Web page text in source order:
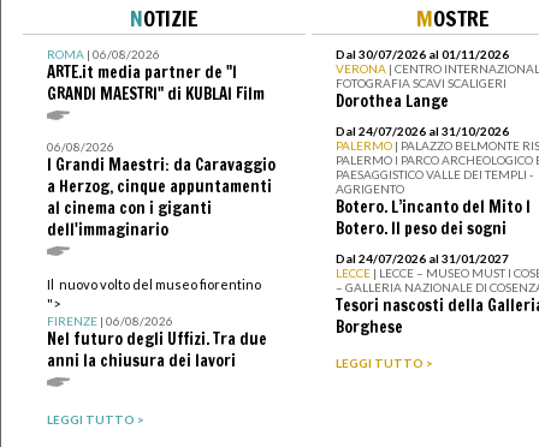
NOTIZIE
ROMA| 06/08/2026
ARTE.it media partner de "I
GRANDI MAESTRI" di KUBLAI Film
06/08/2026
I Grandi Maestri: da Caravaggio
a Herzog, cinque appuntamenti
al cinema con i giganti
dell'immaginario
Il nuovo volto del museo fiorentino
">
FIRENZE| 06/08/2026
Nel futuro degli Uffizi. Tra due
anni la chiusura dei lavori
LEGGI TUTTO >
MOSTRE
Dal 30/07/2026 al 01/11/2026
VERONA | CENTRO
FOTOGRAFIA SCAVI SCALIGERI
Dorothea Lange
Dal 24/07/2026 al 31/10/2026
PALERMO | PALAZZO BELMONTE
PALERMO I PARCO ARCHEOLOGICO
PAESAGGISTICO VALLE DEI TEMPLI -
AGRIGENTO
Botero. L’incanto del Mito I
Botero. Il peso dei sogni
Dal 24/07/2026 al 31/01/2027
LECCE | LECCE – MUSEO MUST I
– GALLERIA NAZIONALE DI
Tesori nascosti della
Borghese
LEGGI TUTTO >